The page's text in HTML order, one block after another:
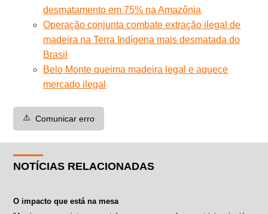
desmatamento em 75% na Amazônia
Operação conjunta combate extração ilegal de
madeira na Terra Indígena mais desmatada do
Brasil
Belo Monte queima madeira legal e aquece
mercado ilegal
⚠️ Comunicar erro
NOTÍCIAS RELACIONADAS
O impacto que está na mesa